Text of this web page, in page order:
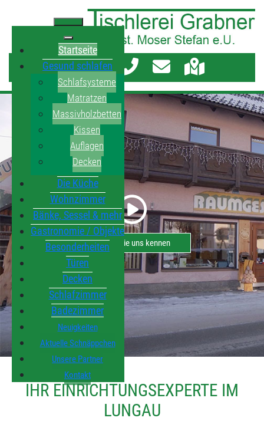
Startseite
Gesund schlafen
Schlafsysteme
Matratzen
Massivholzbetten
Kissen
Auflagen
Decken
Die Küche
Wohnzimmer
Bänke, Sessel & mehr
Gastronomie / Objekte
Besonderheiten
Türen
Decken
Schlafzimmer
Badezimmer
Neuigkeiten
Aktuelle Schnäppchen
Unsere Partner
Kontakt
Lernen Sie uns kennen
IHR EINRICHTUNGSEXPERTE IM
LUNGAU